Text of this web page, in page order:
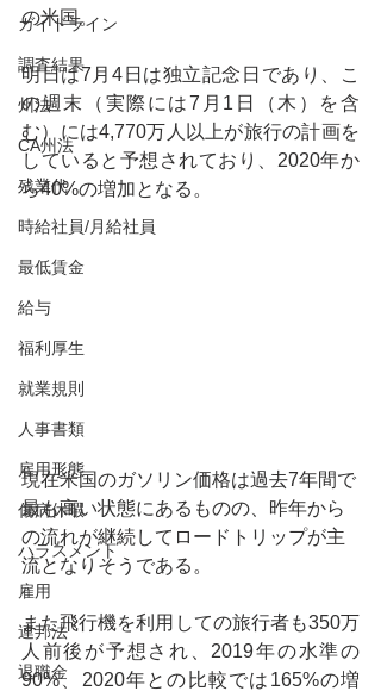
ガイドライン
調査結果
州法
CA州法
残業代
時給社員/月給社員
最低賃金
給与
福利厚生
就業規則
人事書類
雇用形態
傷病休暇
ハラスメント
雇用
連邦法
退職金
の米国。
明日は7月4日は独立記念日であり、こ
の週末（実際には7月1日（木）を含
む）には4,770万人以上が旅行の計画を
していると予想されており、2020年か
ら40%の増加となる。
現在米国のガソリン価格は過去7年間で
最も高い状態にあるものの、昨年から
の流れが継続してロードトリップが主
流となりそうである。
また飛行機を利用しての旅行者も350万
人前後が予想され、2019年の水準の
90%、2020年との比較では165%の増